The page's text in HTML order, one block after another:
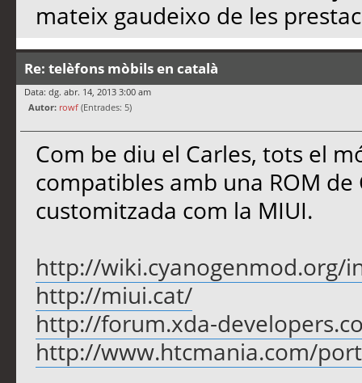
mateix gaudeixo de les
Re: telèfons mòbils en català
Data: dg. abr. 14, 2013 3:00 am
Autor: rowf (Entrades: 5)
Com be diu el Carles, tots el
compatibles amb una ROM de
customitzada com la MIUI.
http://wiki.cyanogenmod.org/
http://miui.cat/
http://forum.xda-
http://www.htcmania.com/